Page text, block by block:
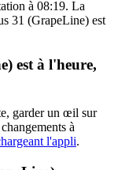
à 08:19. La
31 (GrapeLine) est
est à l'heure,
garder un œil sur
à
l'appli.